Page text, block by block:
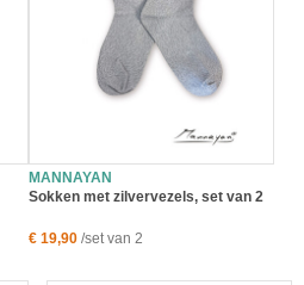
MANNAYAN
Sokken met zilvervezels, set van 2
€ 19,90/set van 2